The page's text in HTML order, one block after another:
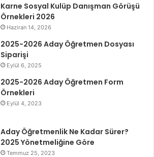
Karne Sosyal Kulüp Danışman Görüşü
Örnekleri 2026
Haziran 14, 2026
2025-2026 Aday Öğretmen Dosyası
Siparişi
Eylül 6, 2025
2025-2026 Aday Öğretmen Form
Örnekleri
Eylül 4, 2023
Aday Öğretmenlik Ne Kadar Sürer?
2025 Yönetmeliğine Göre
Temmuz 25, 2023